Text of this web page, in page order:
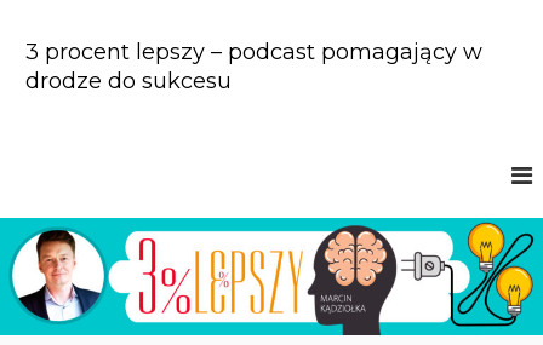
n
e
n
3 procent lepszy – podcast pomagający w
drodze do sukcesu